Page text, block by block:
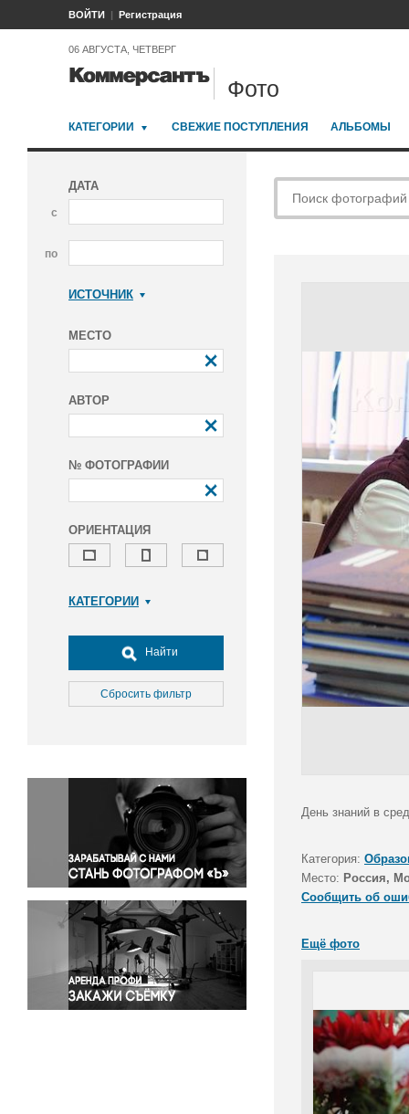
ВОЙТИ Регистрация
06 АВГУСТА, ЧЕТВЕРГ
Фото
КАТЕГОРИИ СВЕЖИЕ ПОСТУПЛЕНИЯ АЛЬБОМЫ
ДАТА
с
по
ИСТОЧНИК
МЕСТО
АВТОР
№ ФОТОГРАФИИ
ОРИЕНТАЦИЯ
КАТЕГОРИИ
Досуг, туризм и отдых
Культура
Медицина
Окружающая среда
Политика
Правосудие
Происшествия и конфликты
Религия
Светская жизнь
Спорт
Экология
Экономика и бизнес
Найти
Сбросить фильтр
День знаний в
Категория:
Место: Россия,
Сообщить об
Ещё фото